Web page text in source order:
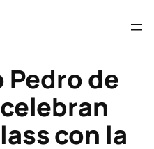
Pedro de
con la